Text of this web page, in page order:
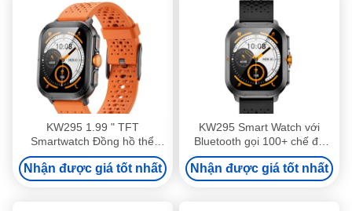
KW295 1.99 " TFT
Smartwatch Đồng hồ thể
thao hạng nhẹ Với Bluetooth
Calling
Nhận được giá tốt nhất
KW295 Smart Watch với
Bluetooth gọi 100+ chế độ
thể thao
Nhận được giá tốt nhất